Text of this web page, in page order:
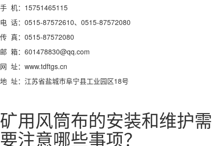
手 机：15751465115
电 话：0515-87572610、0515-87572080
传 真：0515-87572080
邮 箱：601478830@qq.com
网 址：www.tdftgs.cn
地 址：江苏省盐城市阜宁县工业园区18号
矿用风筒布的安装和维护需
要注意哪些事项？